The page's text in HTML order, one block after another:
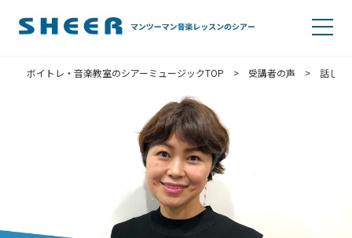
ボイトレ・音楽教室のシアーミュージックTOP > 受講者の声 > 話し方